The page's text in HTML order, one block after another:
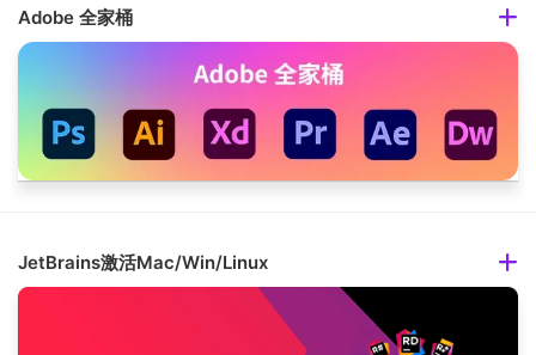
Adobe 全家桶
JetBrains激活Mac/Win/Linux